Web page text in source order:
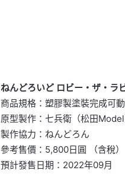
ねんどろいど ロビー・ザ・ラ
商品規格：塑膠製塗裝完成可
原型製作：七兵衛（松田Model
製作協力：ねんどろん
參考售價：5,800日圓 （含稅）
預計發售日期：2022年09月